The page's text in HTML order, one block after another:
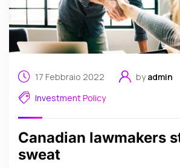
17 Febbraio 2022 byadmin
Investment Policy
Canadian lawmakers
sweat